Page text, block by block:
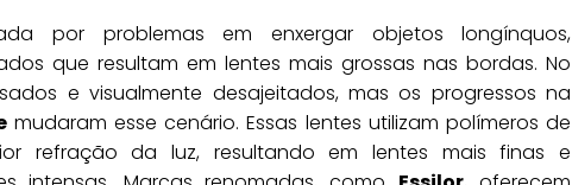
por problemas em enxergar objetos longínquos,
que resultam em lentes mais grossas nas bordas. No
e visualmente desajeitados, mas os progressos na
mudaram esse cenário. Essas lentes utilizam polímeros de
refração da luz, resultando em lentes mais finas e